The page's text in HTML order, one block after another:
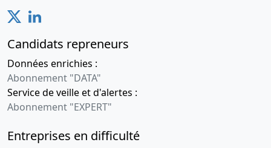
Candidats repreneurs
Données enrichies :
Abonnement "DATA"
Service de veille et d'alertes :
Abonnement "EXPERT"
Entreprises en difficulté